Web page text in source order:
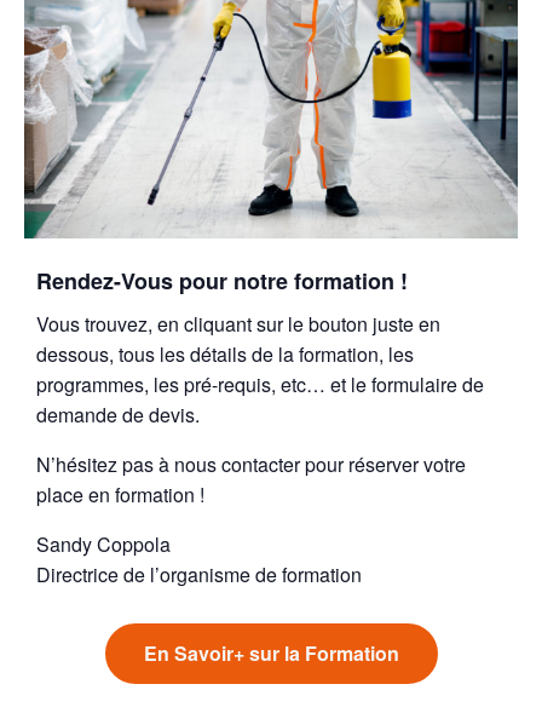
Rendez-Vous pour notre formation !
Vous trouvez, en cliquant sur le bouton juste en
dessous, tous les détails de la formation, les
programmes, les pré-requis, etc… et le formulaire de
demande de devis.
N’hésitez pas à nous contacter pour réserver votre
place en formation !
Sandy Coppola
Directrice de l’organisme de formation
En Savoir+ sur la Formation